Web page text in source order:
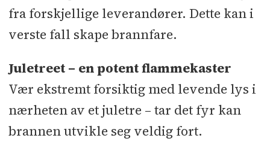
fra forskjellige leverandører. Dette kan i
verste fall skape brannfare.
Juletreet – en potent flammekaster
Vær ekstremt forsiktig med levende lys i
nærheten av et juletre – tar det fyr kan
brannen utvikle seg veldig fort.